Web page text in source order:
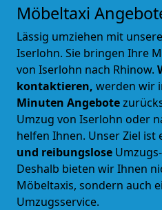
Möbeltaxi
Lässig umziehen mit
Iserlohn. Sie bringen Ihre
von Iserlohn nach Rhinow.
kontaktieren, werden wir
Minuten Angebote
Umzug von Iserlohn oder
helfen Ihnen. Unser Ziel ist
und reibungslose
Deshalb bieten wir Ihnen
Möbeltaxis, sondern auch
Umzugsservice.